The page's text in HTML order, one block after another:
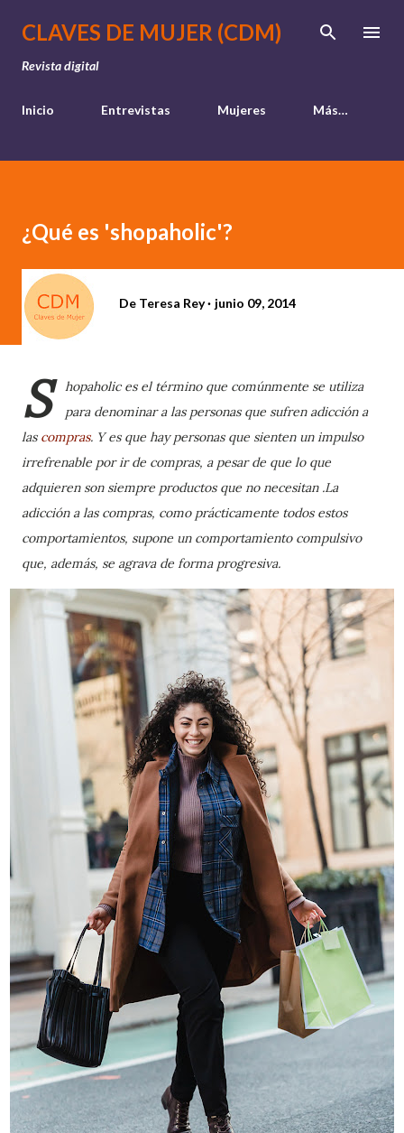
Ir al contenido principal
CLAVES DE MUJER (CDM)
Revista digital
Inicio Entrevistas Mujeres Más…
¿Qué es 'shopaholic'?
De Teresa Rey junio 09, 2014
S
hopaholic es el término que comúnmente se utiliza
para denominar a las personas que sufren adicción a
las compras. Y es que hay personas que sienten un impulso
irrefrenable por ir de compras, a pesar de que lo que
adquieren son siempre productos que no necesitan .La
adicción a las compras, como prácticamente todos estos
comportamientos, supone un comportamiento compulsivo
que, además, se agrava de forma progresiva.